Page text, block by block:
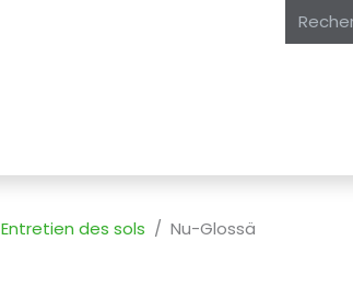
Entretien des sols Nu-Glossä